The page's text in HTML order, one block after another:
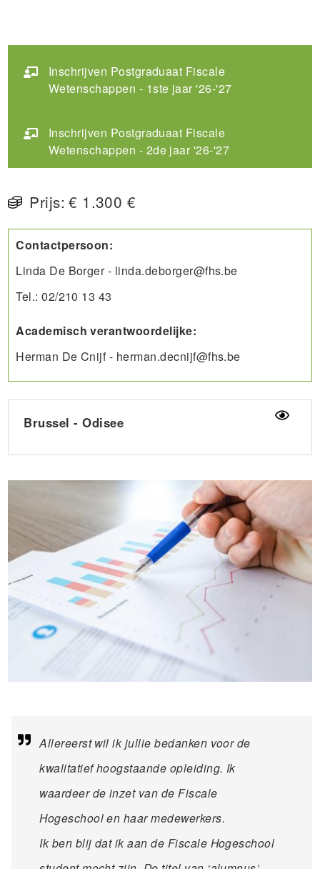
Inschrijven Postgraduaat Fiscale
Wetenschappen - 1ste jaar '26-'27
Inschrijven Postgraduaat Fiscale
Wetenschappen - 2de jaar '26-'27
Prijs: € 1.300 €
Contactpersoon:
Linda De Borger - linda.deborger@fhs.be
Tel.: 02/210 13 43
Academisch verantwoordelijke:
Herman De Cnijf - herman.decnijf@fhs.be
Brussel - Odisee
Allereerst wil ik jullie bedanken voor de
kwalitatief hoogstaande opleiding. Ik
waardeer de inzet van de Fiscale
Hogeschool en haar medewerkers.
Ik ben blij dat ik aan de Fiscale Hogeschool